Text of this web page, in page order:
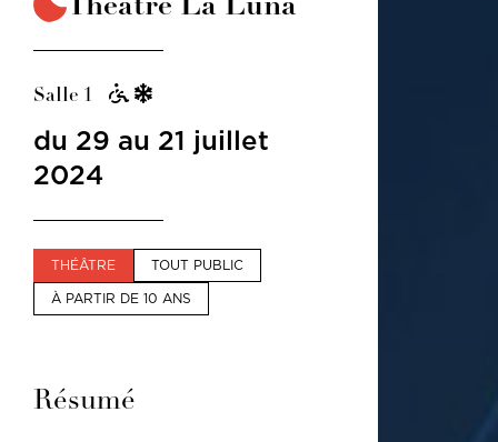
Salle 1
du 29 au 21 juillet
2024
THÉÂTRE
TOUT PUBLIC
À PARTIR DE 10 ANS
Résumé